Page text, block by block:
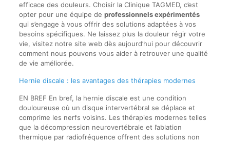
efficace des douleurs. Choisir la Clinique TAGMED, c’est
opter pour une équipe de professionnels expérimentés
qui s’engage à vous offrir des solutions adaptées à vos
besoins spécifiques. Ne laissez plus la douleur régir votre
vie, visitez notre site web dès aujourd’hui pour découvrir
comment nous pouvons vous aider à retrouver une qualité
de vie améliorée.
Hernie discale : les avantages des thérapies modernes
EN BREF En bref, la hernie discale est une condition
douloureuse où un disque intervertébral se déplace et
comprime les nerfs voisins. Les thérapies modernes telles
que la décompression neurovertébrale et l’ablation
thermique par radiofréquence offrent des solutions non